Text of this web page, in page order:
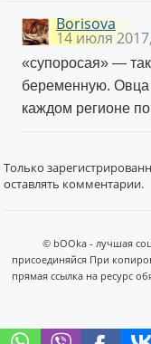
Borisova
14 июля
«супоросая» —
беременную.
каждом регионе
Только
оставлять комментарии.
© bOOka - лучшая
присоединяйся При
прямая ссылка на ресурс